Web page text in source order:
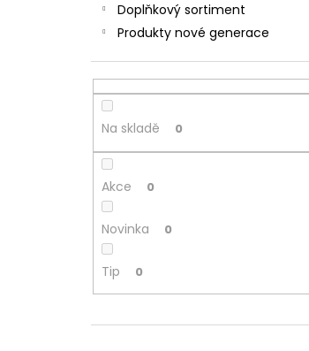
Doplňkový sortiment
Produkty nové generace
Na skladě 0
Akce 0
Novinka 0
Tip 0
57 Kč